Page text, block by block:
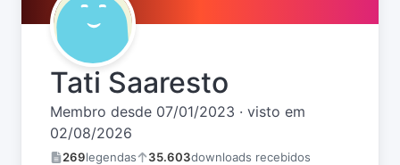
Tati Saaresto
Membro desde 07/01/2023 · visto em
02/08/2026
269legendas 35.603downloads recebidos